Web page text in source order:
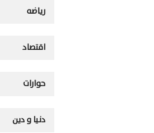
رياضه
اقتصاد
حوارات
دنيا و دين